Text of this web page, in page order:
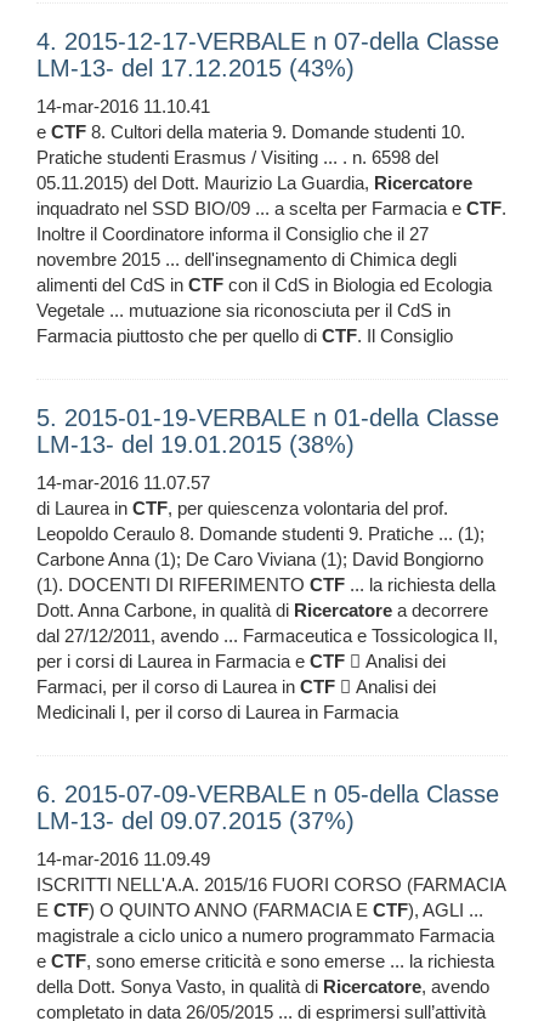
4. 2015-12-17-VERBALE n 07-della Classe
LM-13- del 17.12.2015 (43%)
14-mar-2016 11.10.41
e CTF 8. Cultori della materia 9. Domande studenti 10.
Pratiche studenti Erasmus / Visiting ... . n. 6598 del
05.11.2015) del Dott. Maurizio La Guardia, Ricercatore
inquadrato nel SSD BIO/09 ... a scelta per Farmacia e CTF.
Inoltre il Coordinatore informa il Consiglio che il 27
novembre 2015 ... dell'insegnamento di Chimica degli
alimenti del CdS in CTF con il CdS in Biologia ed Ecologia
Vegetale ... mutuazione sia riconosciuta per il CdS in
Farmacia piuttosto che per quello di CTF. Il Consiglio
5. 2015-01-19-VERBALE n 01-della Classe
LM-13- del 19.01.2015 (38%)
14-mar-2016 11.07.57
di Laurea in CTF, per quiescenza volontaria del prof.
Leopoldo Ceraulo 8. Domande studenti 9. Pratiche ... (1);
Carbone Anna (1); De Caro Viviana (1); David Bongiorno
(1). DOCENTI DI RIFERIMENTO CTF ... la richiesta della
Dott. Anna Carbone, in qualità di Ricercatore a decorrere
dal 27/12/2011, avendo ... Farmaceutica e Tossicologica II,
per i corsi di Laurea in Farmacia e CTF  Analisi dei
Farmaci, per il corso di Laurea in CTF  Analisi dei
Medicinali I, per il corso di Laurea in Farmacia
6. 2015-07-09-VERBALE n 05-della Classe
LM-13- del 09.07.2015 (37%)
14-mar-2016 11.09.49
ISCRITTI NELL'A.A. 2015/16 FUORI CORSO (FARMACIA
E CTF) O QUINTO ANNO (FARMACIA E CTF), AGLI ...
magistrale a ciclo unico a numero programmato Farmacia
e CTF, sono emerse criticità e sono emerse ... la richiesta
della Dott. Sonya Vasto, in qualità di Ricercatore, avendo
completato in data 26/05/2015 ... di esprimersi sull’attività